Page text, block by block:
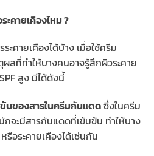
ะคายเคืองไหม ?
ะคายเคืองได้บ้าง เมื่อใช้ครีม
ลที่ทำให้บางคนอาจรู้สึกผิวระคาย
สูง มีได้ดังนี้
ข้นของสารในครีมกันแดดซึ่งในครีม
จะมีสารกันแดดที่เข้มข้น ทำให้บาง
อระคายเคืองได้เช่นกัน